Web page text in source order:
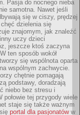
Pasja do nocnego nieba
samotna. Nawet jeśli
się w ciszy, prędzej
dzielenia się
znajomym, jak znaleźć
uczy dzieci
jeszcze ktoś zaczyna
ten sposób wokół
się wspólnota oparta
wspólnym zachwycie.
chętnie pomagają
podstawy, doradzają
niebo bez stresu i
połowie tej przygody wiele
staje się także ważnym
portal dla pasjonatóww